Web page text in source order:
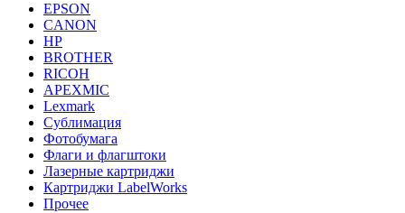
EPSON
CANON
HP
BROTHER
RICOH
APEXMIC
Lexmark
Сублимация
Фотобумага
Флаги и флагштоки
Лазерные картриджи
Картриджи LabelWorks
Прочее